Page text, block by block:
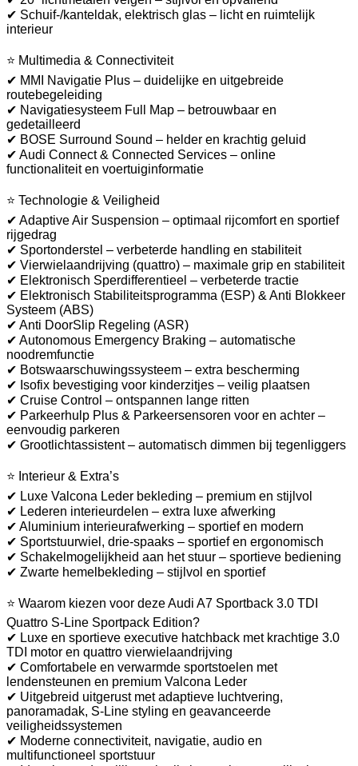
✔ Schuif-/kanteldak, elektrisch glas – licht en ruimtelijk
interieur
⭐ Multimedia & Connectiviteit
✔ MMI Navigatie Plus – duidelijke en uitgebreide
routebegeleiding
✔ Navigatiesysteem Full Map – betrouwbaar en
gedetailleerd
✔ BOSE Surround Sound – helder en krachtig geluid
✔ Audi Connect & Connected Services – online
functionaliteit en voertuiginformatie
⭐ Technologie & Veiligheid
✔ Adaptive Air Suspension – optimaal rijcomfort en sportief
rijgedrag
✔ Sportonderstel – verbeterde handling en stabiliteit
✔ Vierwielaandrijving (quattro) – maximale grip en stabiliteit
✔ Elektronisch Sperdifferentieel – verbeterde tractie
✔ Elektronisch Stabiliteitsprogramma (ESP) & Anti Blokkeer
Systeem (ABS)
✔ Anti DoorSlip Regeling (ASR)
✔ Autonomous Emergency Braking – automatische
noodremfunctie
✔ Botswaarschuwingssysteem – extra bescherming
✔ Isofix bevestiging voor kinderzitjes – veilig plaatsen
✔ Cruise Control – ontspannen lange ritten
✔ Parkeerhulp Plus & Parkeersensoren voor en achter –
eenvoudig parkeren
✔ Grootlichtassistent – automatisch dimmen bij tegenliggers
⭐ Interieur & Extra’s
✔ Luxe Valcona Leder bekleding – premium en stijlvol
✔ Lederen interieurdelen – extra luxe afwerking
✔ Aluminium interieurafwerking – sportief en modern
✔ Sportstuurwiel, drie-spaaks – sportief en ergonomisch
✔ Schakelmogelijkheid aan het stuur – sportieve bediening
✔ Zwarte hemelbekleding – stijlvol en sportief
⭐ Waarom kiezen voor deze Audi A7 Sportback 3.0 TDI
Quattro S-Line Sportpack Edition?
✔ Luxe en sportieve executive hatchback met krachtige 3.0
TDI motor en quattro vierwielaandrijving
✔ Comfortabele en verwarmde sportstoelen met
lendensteunen en premium Valcona Leder
✔ Uitgebreid uitgerust met adaptieve luchtvering,
panoramadak, S-Line styling en geavanceerde
veiligheidssystemen
✔ Moderne connectiviteit, navigatie, audio en
multifunctioneel sportstuur